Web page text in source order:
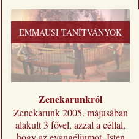
EMMAUSI TANÍTVÁNYOK
Zenekarunkról
Zenekarunk 2005. májusában
alakult 3 fővel, azzal a céllal,